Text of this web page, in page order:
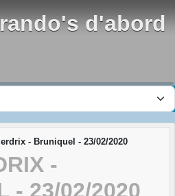
d'abord
- Bruniquel - 23/02/2020
-
- 23/02/2020